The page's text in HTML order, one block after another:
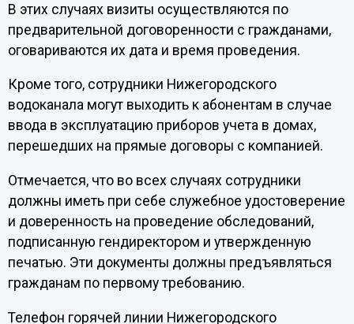
В этих случаях визиты осуществляются по
предварительной договоренности с гражданами,
оговариваются их дата и время проведения.
Кроме того, сотрудники Нижегородского
водоканала могут выходить к абонентам в случае
ввода в эксплуатацию приборов учета в домах,
перешедших на прямые договоры с компанией.
Отмечается, что во всех случаях сотрудники
должны иметь при себе служебное удостоверение
и доверенность на проведение обследований,
подписанную гендиректором и утвержденную
печатью. Эти документы должны предъявляться
гражданам по первому требованию.
Телефон горячей линии Нижегородского